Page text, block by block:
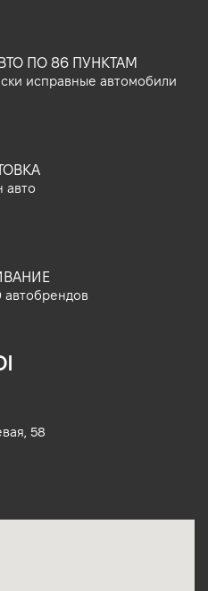
ПО 86 ПУНКТАМ
исправные автомобили
авто
автобрендов
58